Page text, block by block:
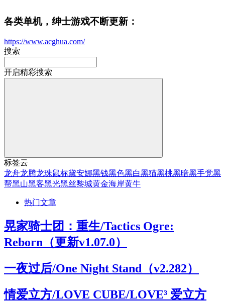
各类单机，绅士游戏不断更新：
https://www.acghua.com/
搜索
开启精彩搜索
标签云
龙舟龙腾龙珠鼠标黛安娜黑钱黑色黑白黑猫黑桃黑暗黑手党黑
帮黑山黑客黑光黑丝黎城黄金海岸黄牛
热门文章
晃家骑士团：重生/Tactics Ogre:
Reborn（更新v1.07.0）
一夜过后/One Night Stand（v2.282）
情爱立方/LOVE CUBE/LOVE³ 爱立方